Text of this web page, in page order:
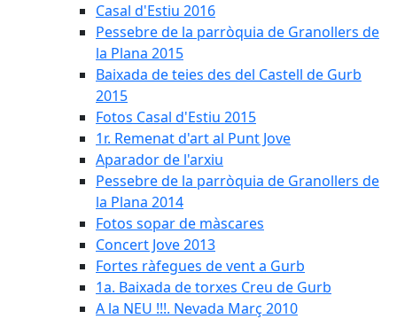
Casal d'Estiu 2016
Pessebre de la parròquia de Granollers de
la Plana 2015
Baixada de teies des del Castell de Gurb
2015
Fotos Casal d'Estiu 2015
1r. Remenat d'art al Punt Jove
Aparador de l'arxiu
Pessebre de la parròquia de Granollers de
la Plana 2014
Fotos sopar de màscares
Concert Jove 2013
Fortes ràfegues de vent a Gurb
1a. Baixada de torxes Creu de Gurb
A la NEU !!!. Nevada Març 2010